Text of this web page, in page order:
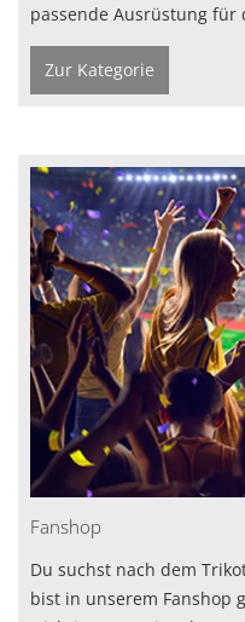
passende Ausrüstung für
Zur Kategorie
Fanshop
Du suchst nach dem
bist in unserem Fanshop